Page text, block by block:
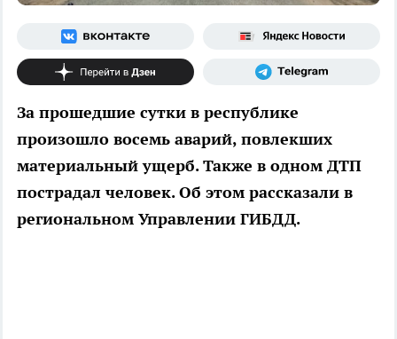
За прошедшие сутки в республике
произошло восемь аварий, повлекших
материальный ущерб. Также в одном ДТП
пострадал человек. Об этом рассказали в
региональном Управлении ГИБДД.